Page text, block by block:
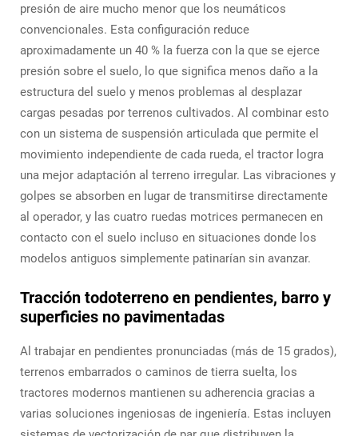
presión de aire mucho menor que los neumáticos
convencionales. Esta configuración reduce
aproximadamente un 40 % la fuerza con la que se ejerce
presión sobre el suelo, lo que significa menos daño a la
estructura del suelo y menos problemas al desplazar
cargas pesadas por terrenos cultivados. Al combinar esto
con un sistema de suspensión articulada que permite el
movimiento independiente de cada rueda, el tractor logra
una mejor adaptación al terreno irregular. Las vibraciones y
golpes se absorben en lugar de transmitirse directamente
al operador, y las cuatro ruedas motrices permanecen en
contacto con el suelo incluso en situaciones donde los
modelos antiguos simplemente patinarían sin avanzar.
Tracción todoterreno en pendientes, barro y
superficies no pavimentadas
Al trabajar en pendientes pronunciadas (más de 15 grados),
terrenos embarrados o caminos de tierra suelta, los
tractores modernos mantienen su adherencia gracias a
varias soluciones ingeniosas de ingeniería. Estas incluyen